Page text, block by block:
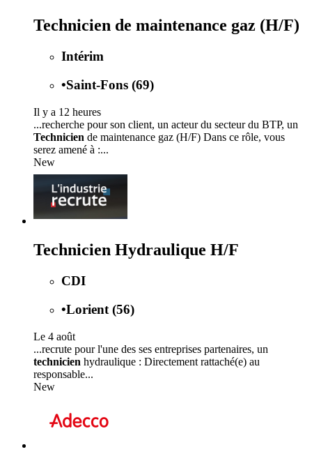
Technicien de maintenance gaz (H/F)
Intérim
•Saint-Fons (69)
Il y a 12 heures
...recherche pour son client, un acteur du secteur du BTP, un
Technicien de maintenance gaz (H/F) Dans ce rôle, vous
serez amené à :...
New
Technicien Hydraulique H/F
CDI
•Lorient (56)
Le 4 août
...recrute pour l'une des ses entreprises partenaires, un
technicien hydraulique : Directement rattaché(e) au
responsable...
New